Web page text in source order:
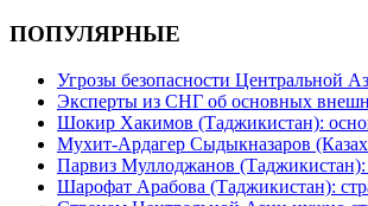
ПОПУЛЯРНЫЕ
Угрозы безопасности Центральной
Эксперты из СНГ об основных
Шокир Хакимов (Таджикистан):
Мухит-Ардагер Сыдыкназаров
Парвиз Муллоджанов
Шарофат Арабова (Таджикистан):